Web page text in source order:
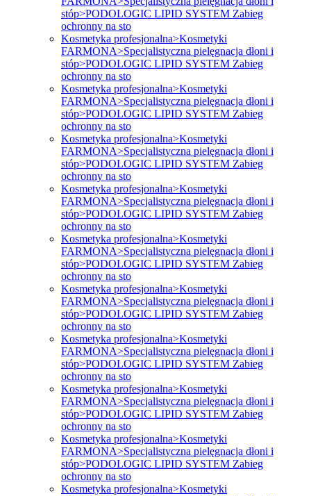
stóp>PODOLOGIC LIPID SYSTEM Zabieg
ochronny na sto
Kosmetyka profesjonalna>Kosmetyki
FARMONA>Specjalistyczna pielęgnacja dłoni i
stóp>PODOLOGIC LIPID SYSTEM Zabieg
ochronny na sto
Kosmetyka profesjonalna>Kosmetyki
FARMONA>Specjalistyczna pielęgnacja dłoni i
stóp>PODOLOGIC LIPID SYSTEM Zabieg
ochronny na sto
Kosmetyka profesjonalna>Kosmetyki
FARMONA>Specjalistyczna pielęgnacja dłoni i
stóp>PODOLOGIC LIPID SYSTEM Zabieg
ochronny na sto
Kosmetyka profesjonalna>Kosmetyki
FARMONA>Specjalistyczna pielęgnacja dłoni i
stóp>PODOLOGIC LIPID SYSTEM Zabieg
ochronny na sto
Kosmetyka profesjonalna>Kosmetyki
FARMONA>Specjalistyczna pielęgnacja dłoni i
stóp>PODOLOGIC LIPID SYSTEM Zabieg
ochronny na sto
Kosmetyka profesjonalna>Kosmetyki
FARMONA>Specjalistyczna pielęgnacja dłoni i
stóp>PODOLOGIC LIPID SYSTEM Zabieg
ochronny na sto
Kosmetyka profesjonalna>Kosmetyki
FARMONA>Specjalistyczna pielęgnacja dłoni i
stóp>PODOLOGIC LIPID SYSTEM Zabieg
ochronny na sto
Kosmetyka profesjonalna>Kosmetyki
FARMONA>Specjalistyczna pielęgnacja dłoni i
stóp>PODOLOGIC LIPID SYSTEM Zabieg
ochronny na sto
Kosmetyka profesjonalna>Kosmetyki
FARMONA>Specjalistyczna pielęgnacja dłoni i
stóp>PODOLOGIC LIPID SYSTEM Zabieg
ochronny na sto
Kosmetyka profesjonalna>Kosmetyki